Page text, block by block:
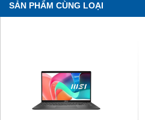
SẢN PHẨM CÙNG LOẠI